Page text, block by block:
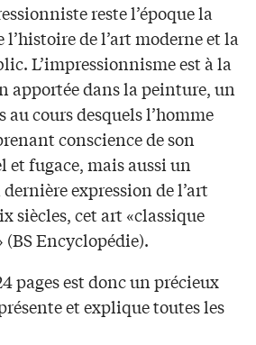
reste l’époque la
de l’art moderne et la
L’impressionnisme est à la
apportée dans la peinture, un
au cours desquels l’homme
conscience de son
et fugace, mais aussi un
expression de l’art
siècles, cet art «classique
Encyclopédie).
pages est donc un précieux
et explique toutes les